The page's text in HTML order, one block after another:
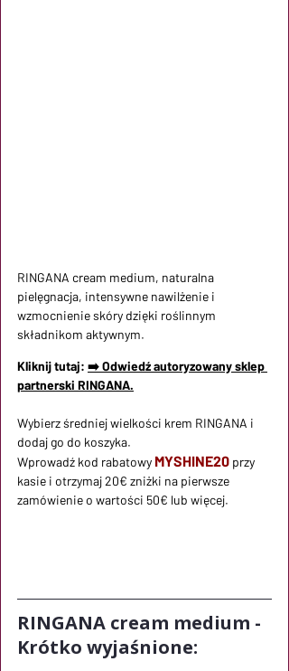
RINGANA cream medium, naturalna
pielęgnacja, intensywne nawilżenie i
wzmocnienie skóry dzięki roślinnym
składnikom aktywnym.
Kliknij tutaj: ➡️ Odwiedź autoryzowany sklep
partnerski RINGANA.
Wybierz średniej wielkości krem RINGANA i
dodaj go do koszyka.
Wprowadź kod rabatowy MYSHINE20 przy
kasie i otrzymaj 20€ zniżki na pierwsze
zamówienie o wartości 50€ lub więcej.
RINGANA cream medium -
Krótko wyjaśnione: